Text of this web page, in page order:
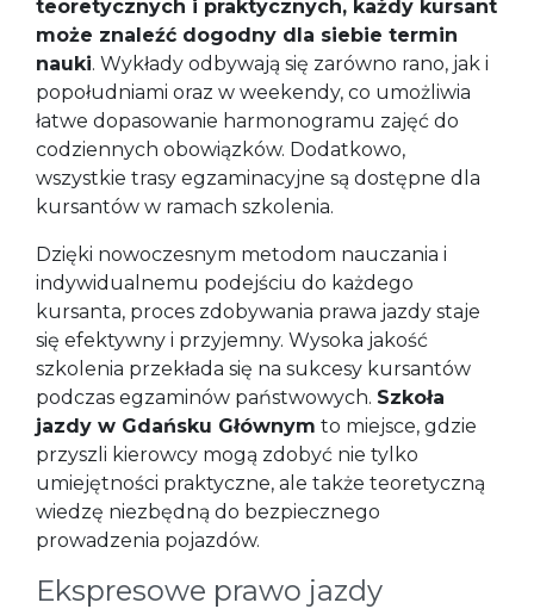
teoretycznych i praktycznych, każdy kursant
może znaleźć dogodny dla siebie termin
nauki. Wykłady odbywają się zarówno rano, jak i
popołudniami oraz w weekendy, co umożliwia
łatwe dopasowanie harmonogramu zajęć do
codziennych obowiązków. Dodatkowo,
wszystkie trasy egzaminacyjne są dostępne dla
kursantów w ramach szkolenia.
Dzięki nowoczesnym metodom nauczania i
indywidualnemu podejściu do każdego
kursanta, proces zdobywania prawa jazdy staje
się efektywny i przyjemny. Wysoka jakość
szkolenia przekłada się na sukcesy kursantów
podczas egzaminów państwowych. Szkoła
jazdy w Gdańsku Głównym to miejsce, gdzie
przyszli kierowcy mogą zdobyć nie tylko
umiejętności praktyczne, ale także teoretyczną
wiedzę niezbędną do bezpiecznego
prowadzenia pojazdów.
Ekspresowe prawo jazdy